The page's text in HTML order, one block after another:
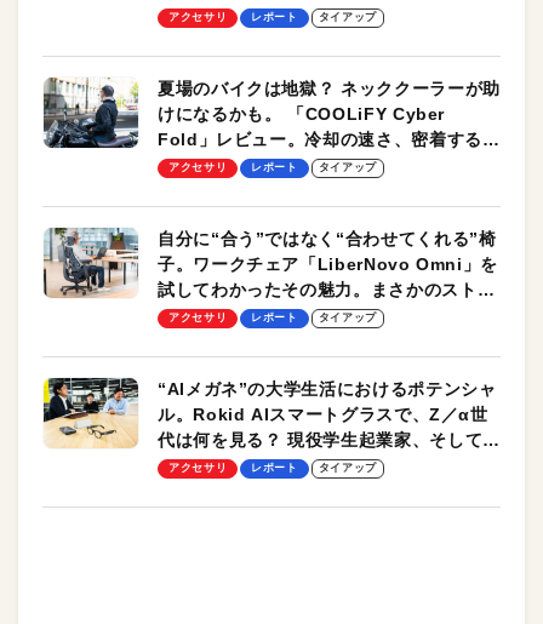
ーも
アクセサリ レポート タイアップ
夏場のバイクは地獄？ ネッククーラーが助
けになるかも。 「COOLiFY Cyber
Fold」レビュー。冷却の速さ、密着する冷
却プレート、シンプルな操作性がグッド！
アクセサリ レポート タイアップ
自分に“合う”ではなく“合わせてくれる”椅
子。ワークチェア「LiberNovo Omni」を
試してわかったその魅力。まさかのストレ
ッチ機能も搭載
アクセサリ レポート タイアップ
“AIメガネ”の大学生活におけるポテンシャ
ル。Rokid AIスマートグラスで、Z／α世
代は何を見る？ 現役学生起業家、そして教
授による体験会レポート【PR】
アクセサリ レポート タイアップ